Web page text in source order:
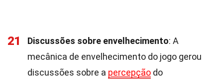
21 Discussões sobre envelhecimento: A
mecânica de envelhecimento do jogo gerou
discussões sobre a percepção do